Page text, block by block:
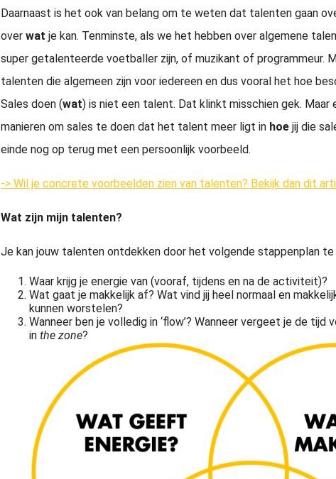
Daarnaast is het ook van belang om te weten dat talenten gaan
over wat je kan. Tenminste, als we het hebben over algemene
super getalenteerde voetballer zijn, of muzikant of programmeur.
talenten die algemeen zijn voor iedereen en dus vooral het hoe
Sales doen (wat) is niet een talent. Dat klinkt misschien gek. Maar
manieren om sales te doen dat het talent meer ligt in hoe jij die
einde nog op terug met een persoonlijk voorbeeld.
-> Wil je concrete voorbeelden zien van talenten? Bekijk dan dit
Wat zijn mijn talenten?
Je kan jouw talenten ontdekken door het volgende stappenplan te
Waar krijg je energie van (vooraf, tijdens en na de activiteit)?
Wat gaat je makkelijk af? Wat vind jij heel normaal en
kunnen worstelen?
Wanneer ben je volledig in ‘flow’? Wanneer vergeet je de tijd
in the zone?